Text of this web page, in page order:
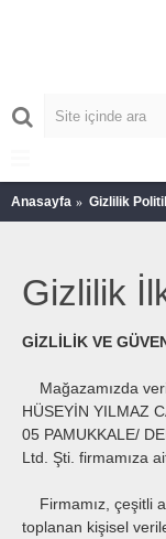
Anasayfa Gizlilik
Gizlilik
GİZLİLİK VE
Mağazamızda
HÜSEYİN YILMAZ
05 PAMUKKALE/
Ltd. Şti. firmamıza
Firmamız, çeşitli
toplanan kişisel